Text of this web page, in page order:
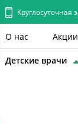
Круглосуточная
О нас Акции
Детские врачи